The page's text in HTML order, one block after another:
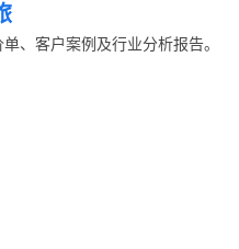
、客户案例及行业分析报告。